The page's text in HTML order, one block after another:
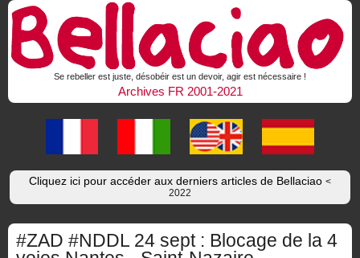
Se rebeller est juste, désobéir est un devoir, agir est nécessaire !
Archives FR 2001-2021
Cliquez ici pour accéder aux derniers articles de Bellaciao <
2022
#ZAD #NDDL 24 sept : Blocage de la 4